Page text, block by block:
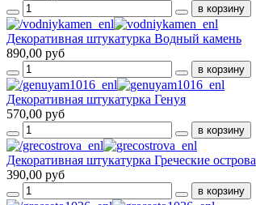
Декоративная штукатурка Водный камень
890,00 руб
Декоративная штукатурка Генуя
570,00 руб
Декоративная штукатурка Греческие острова
390,00 руб